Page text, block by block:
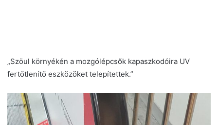
„Szöul környékén a mozgólépcsők kapaszkodóira UV
fertőtlenítő eszközöket telepítettek.”